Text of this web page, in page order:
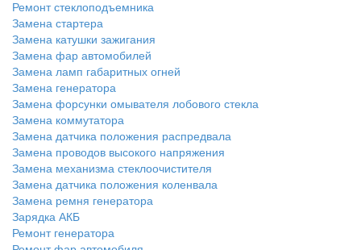
Ремонт стеклоподъемника
Замена стартера
Замена катушки зажигания
Замена фар автомобилей
Замена ламп габаритных огней
Замена генератора
Замена форсунки омывателя лобового стекла
Замена коммутатора
Замена датчика положения распредвала
Замена проводов высокого напряжения
Замена механизма стеклоочистителя
Замена датчика положения коленвала
Замена ремня генератора
Зарядка АКБ
Ремонт генератора